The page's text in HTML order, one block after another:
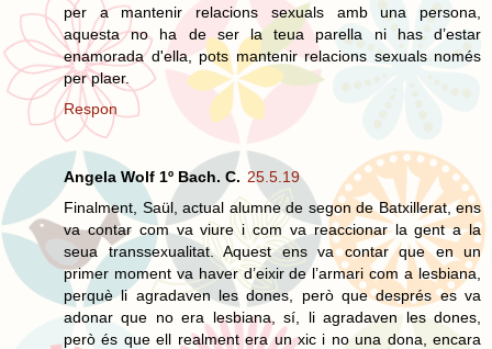
per a mantenir relacions sexuals amb una persona,
aquesta no ha de ser la teua parella ni has d’estar
enamorada d'ella, pots mantenir relacions sexuals només
per plaer.
Respon
Angela Wolf 1º Bach. C. 25.5.19
Finalment, Saül, actual alumne de segon de Batxillerat, ens
va contar com va viure i com va reaccionar la gent a la
seua transsexualitat. Aquest ens va contar que en un
primer moment va haver d’eixir de l’armari com a lesbiana,
perquè li agradaven les dones, però que després es va
adonar que no era lesbiana, sí, li agradaven les dones,
però és que ell realment era un xic i no una dona, encara